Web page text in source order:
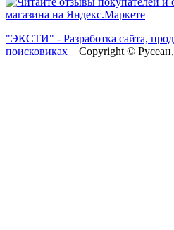
"ЭКСТИ" - Разработка сайта,
поисковиках Copyright ©